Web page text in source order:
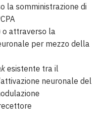
la somministrazione di
o attraverso la
per mezzo della
esistente tra il
neuronale del